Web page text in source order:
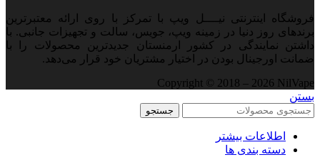
فروشگاه اینترنتی نیــــل ویپ با تمرکز با روی ارائه معتبرترین
برندهای روز دنیا در زمینه ویپ، جویس، سالت و تجهیزات جانبی. با
داشتن نمایندگی در کشور ارمنستان جدید‌ترین محصولات را با
ضمانت اورجینال بودن در اختیار مشتریان خود قرار می‌دهد.
Copyright © 2018 – 2026 NilVape
بستن
جستجو
اطلاعات بیشتر
دسته بندی ها